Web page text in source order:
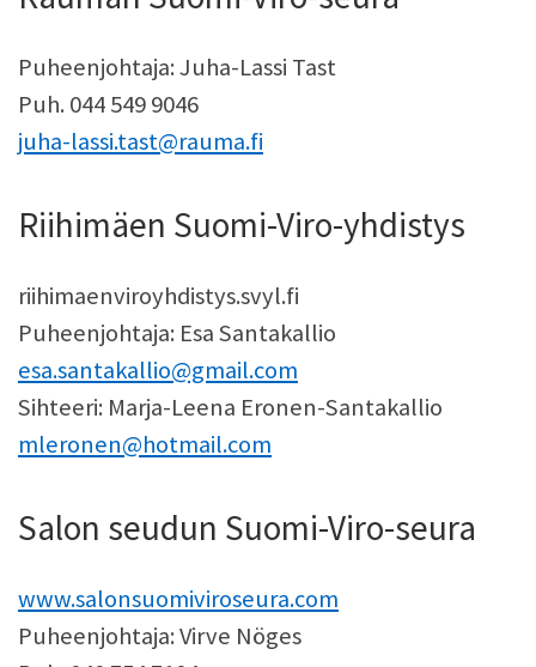
Puheenjohtaja: Juha-Lassi Tast
Puh. 044 549 9046
juha-lassi.tast@rauma.fi
Riihimäen Suomi-Viro-yhdistys
riihimaenviroyhdistys.svyl.fi
Puheenjohtaja: Esa Santakallio
esa.santakallio@gmail.com
Sihteeri: Marja-Leena Eronen-Santakallio
mleronen@hotmail.com
Salon seudun Suomi-Viro-seura
www.salonsuomiviroseura.com
Puheenjohtaja: Virve Nöges